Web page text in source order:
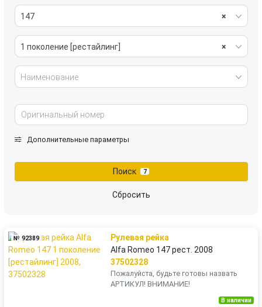
×
147
×
1 поколение [рестайлинг]
Наименование
Дополнительные параметры
Поиск 7
Сбросить
№ 92389
Рулевая рейка
Alfa Romeo 147 рест. 2008
37502328
Пожалуйста, будьте готовы назвать
АРТИКУЛ! ВНИМАНИЕ!
В наличии